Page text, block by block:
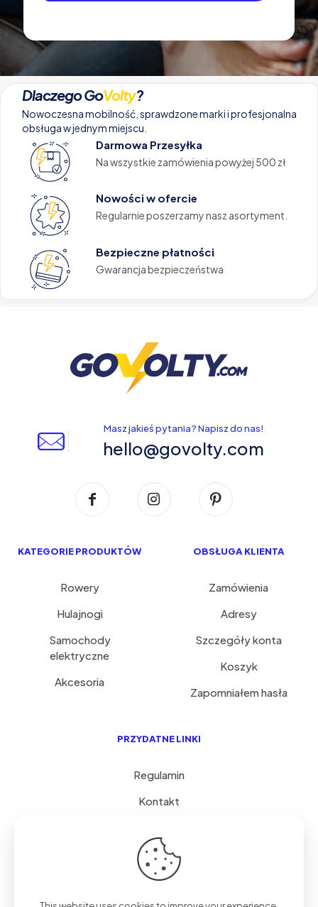
Dlaczego GoVolty?
Nowoczesna mobilność, sprawdzone marki i profesjonalna
obsługa w jednym miejscu.
Darmowa Przesyłka
Na wszystkie zamówienia powyżej 500 zł
Nowości w ofercie
Regularnie poszerzamy nasz asortyment.
Bezpieczne płatności
Gwarancja bezpieczeństwa
Masz jakieś pytania? Napisz do nas!
hello@govolty.com
KATEGORIE PRODUKTÓW
Rowery
Hulajnogi
Samochody
elektryczne
Akcesoria
OBSŁUGA KLIENTA
Zamówienia
Adresy
Szczegóły konta
Koszyk
Zapomniałem hasła
PRZYDATNE LINKI
Regulamin
Kontakt
FAQ
© 2026 GoVolty.com | Wszystkie Prawa Zastrzeżone.